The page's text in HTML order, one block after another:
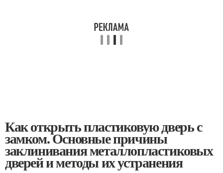
Как открыть пластиковую дверь с
замком. Основные причины
заклинивания металлопластиковых
дверей и методы их устранения